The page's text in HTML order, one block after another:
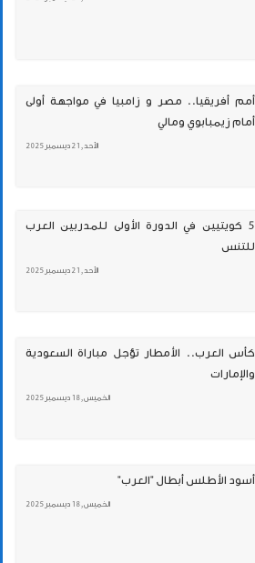
أمم أفريقيا.. مصر و زامبيا في مواجهة أولى
أمام زيمبابوي ومالي
الأحد , 21 ديسمبر 2025
5 كويتيين في الدورة الأولى للمدربين العرب
للتنس
الأحد , 21 ديسمبر 2025
كأس العرب.. الأمطار تؤجل مباراة السعودية
والإمارات
الخميس , 18 ديسمبر 2025
أسود الأطلس أبطال "العرب"
الخميس , 18 ديسمبر 2025